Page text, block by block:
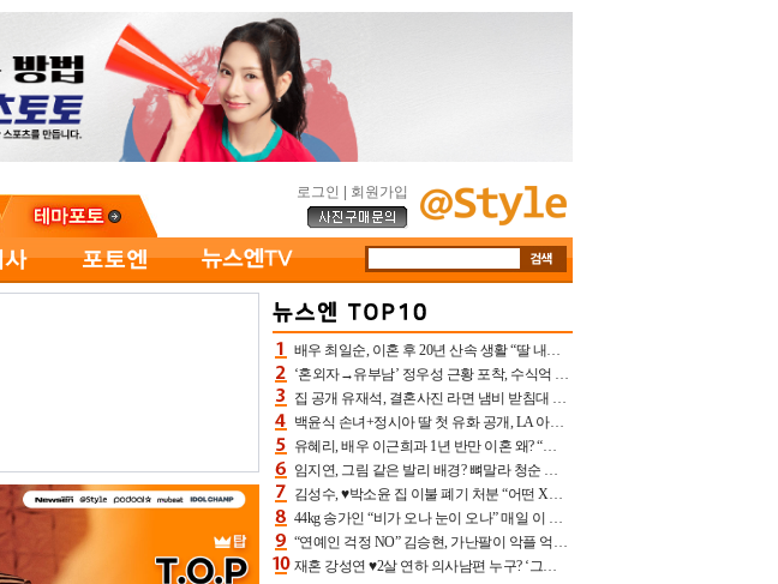
로그인 회원가입
배우 최일순, 이혼 후 20년 산속 생활 “딸 내가 버렸다고 원망‥맘 아파”(특종)[어제TV]
‘혼외자→유부남’ 정우성 근황 포착, 수식억 해킹 피해 후배 만났다 “존경하는”
집 공개 유재석, 결혼사진 라면 냄비 받침대 되고 분노‥가족사진도 피해(놀뭐)[어제TV]
백윤식 손녀+정시아 딸 첫 유화 공개, LA 아트쇼→서울국제조각페스타 작가다운 수준급 실력
유혜리, 배우 이근희과 1년 반만 이혼 왜? “식칼 꽂고 의자 던져” 충격 폭로(특종)[어제TV]
임지연, 그림 같은 발리 배경? 뼈말라 청순 비키니 핏에 상대 안 되네
김성수, ♥박소윤 집 이불 폐기 처분 “어떤 X이랑 썼을지 몰라” 질투(신랑수업2)[어제TV]
44kg 송가인 “비가 오나 눈이 오나” 매일 이 운동, 허벅지 근육량 상승+체지방 감소
“연예인 걱정 NO” 김승현, 가난팔이 악플 억울할만‥아내+딸과 日 여행
재혼 강성연 ♥2살 연하 의사남편 누구? ‘그알’ 자문의에 훈남 비주얼 초엘리트 스펙 [종합]